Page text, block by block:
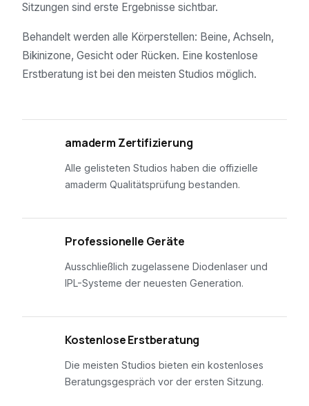
Sitzungen sind erste Ergebnisse sichtbar.
Behandelt werden alle Körperstellen: Beine, Achseln,
Bikinizone, Gesicht oder Rücken. Eine kostenlose
Erstberatung ist bei den meisten Studios möglich.
amaderm Zertifizierung
Alle gelisteten Studios haben die offizielle
amaderm Qualitätsprüfung bestanden.
Professionelle Geräte
Ausschließlich zugelassene Diodenlaser und
IPL-Systeme der neuesten Generation.
Kostenlose Erstberatung
Die meisten Studios bieten ein kostenloses
Beratungsgespräch vor der ersten Sitzung.